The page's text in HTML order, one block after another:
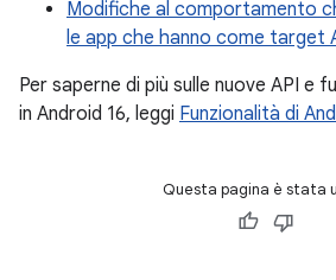
Modifiche al comportamento
le app che hanno come target
Per saperne di più sulle nuove API e
in Android 16, leggi Funzionalità di
Questa pagina è stata